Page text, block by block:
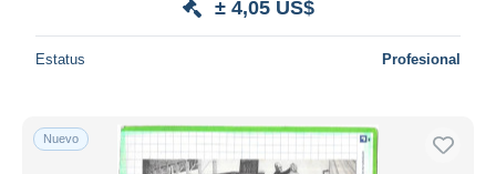
± 4,05 US$
Estatus Profesional
Nuevo